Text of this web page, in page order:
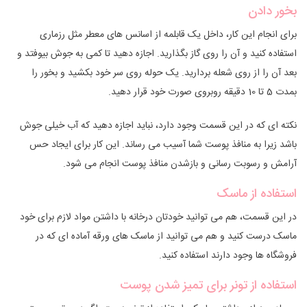
بخور دادن
برای انجام این کار، داخل یک قابلمه از اسانس های معطر مثل رزماری
استفاده کنید و آن را روی گاز بگذارید. اجازه دهید تا کمی به جوش بیوفتد و
بعد آن را از روی شعله بردارید. یک حوله روی سر خود بکشید و بخور را
بمدت 5 تا 10 دقیقه روبروی صورت خود قرار دهید.
نکته ای که در این قسمت وجود دارد، نباید اجازه دهید که آب خیلی جوش
باشد زیرا به منافذ پوست شما آسیب می رساند. این کار برای ایجاد حس
آرامش و رسوبت رسانی و بازشدن منافذ پوست انجام می شود.
استفاده از ماسک
در این قسمت، هم می توانید خودتان درخانه با داشتن مواد لازم برای خود
ماسک درست کنید و هم می توانید از ماسک های ورقه آماده ای که در
فروشگاه ها وجود دارند استفاده کنید.
استفاده از تونر برای تمیز شدن پوست